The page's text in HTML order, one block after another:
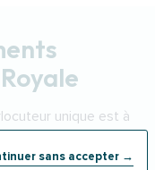
sans accepter →
unique est à
votre projet.